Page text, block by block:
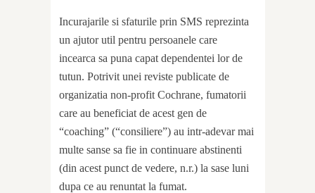
Incurajarile si sfaturile prin SMS reprezinta
un ajutor util pentru persoanele care
incearca sa puna capat dependentei lor de
tutun. Potrivit unei reviste publicate de
organizatia non-profit Cochrane, fumatorii
care au beneficiat de acest gen de
“coaching” (“consiliere”) au intr-adevar mai
multe sanse sa fie in continuare abstinenti
(din acest punct de vedere, n.r.) la sase luni
dupa ce au renuntat la fumat.